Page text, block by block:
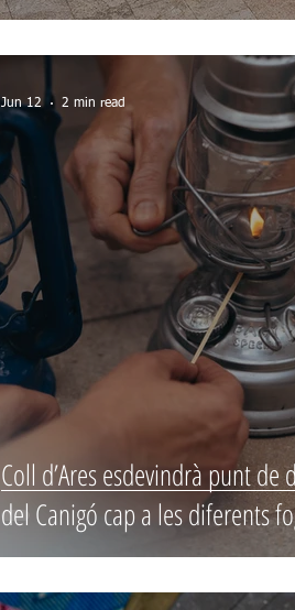
Coll d’Ares esdevindrà punt de
del Canigó cap a les diferents
Jun 12 2 min read